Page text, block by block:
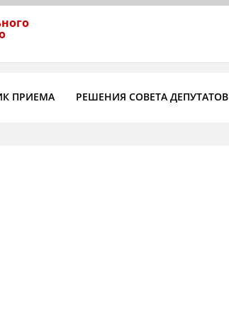
ПРИЕМА
РЕШЕНИЯ СОВЕТА ДЕПУТАТОВ